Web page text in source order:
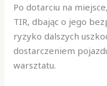
Po dotarciu na
TIR, dbając o jego
ryzyko dalszych
dostarczeniem
warsztatu.